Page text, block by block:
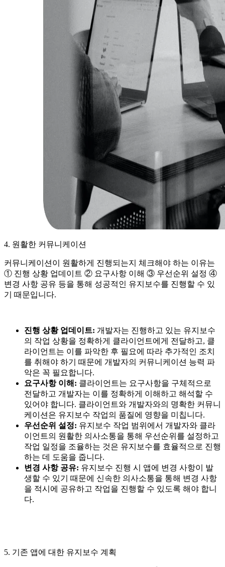
4. 원활한 커뮤니케이션
커뮤니케이션이 원활하게 진행되는지 체크해야 하는 이유는
① 진행 상황 업데이트 ② 요구사항 이해 ③ 우선순위 설정 ④
변경 사항 공유 등을 통해 성공적인 유지보수를 진행할 수 있
기 때문입니다.
진행 상황 업데이트: 개발자는 진행하고 있는 유지보수
의 작업 상황을 정확하게 클라이언트에게 전달하고, 클
라이언트는 이를 파악한 후 필요에 따라 추가적인 조치
를 취해야 하기 때문에 개발자의 커뮤니케이션 능력 파
악은 꼭 필요합니다.
요구사항 이해: 클라이언트는 요구사항을 구체적으로
전달하고 개발자는 이를 정확하게 이해하고 해석할 수
있어야 합니다. 클라이언트와 개발자와의 명확한 커뮤니
케이션은 유지보수 작업의 품질에 영향을 미칩니다.
우선순위 설정: 유지보수 작업 범위에서 개발자와 클라
이언트의 원활한 의사소통을 통해 우선순위를 설정하고
작업 일정을 조율하는 것은 유지보수를 효율적으로 진행
하는 데 도움을 줍니다.
변경 사항 공유: 유지보수 진행 시 앱에 변경 사항이 발
생할 수 있기 때문에 신속한 의사소통을 통해 변경 사항
을 적시에 공유하고 작업을 진행할 수 있도록 해야 합니
다.
5. 기존 앱에 대한 유지보수 계획